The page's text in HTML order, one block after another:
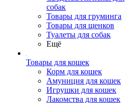
собак
Товары для груминга
Товары для щенков
Туалеты для собак
Ещё
Товары для кошек
Корм для кошек
Амуниция для кошек
Игрушки для кошек
Лакомства для кошек